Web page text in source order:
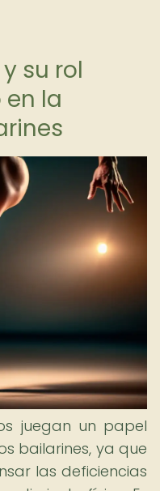
su rol
la
juegan un papel
bailarines, ya que
las deficiencias